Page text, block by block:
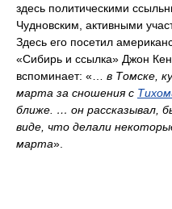
здесь политическими
Чудновским, активными
Здесь его посетил
«Сибирь и ссылка» Джон
вспоминает: «… в Томске,
марта за сношения с
ближе. … он рассказывал,
виде, что делали
марта».